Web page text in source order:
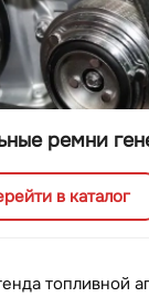
ремни
в каталог
топливной